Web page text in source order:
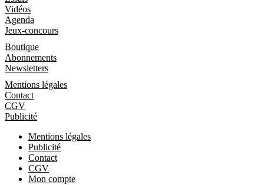
Vidéos
Agenda
Jeux-concours
Boutique
Abonnements
Newsletters
Mentions légales
Contact
CGV
Publicité
Mentions légales
Publicité
Contact
CGV
Mon compte